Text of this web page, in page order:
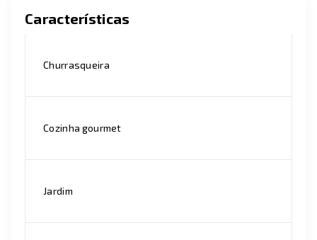
Características
Churrasqueira
Cozinha gourmet
Jardim